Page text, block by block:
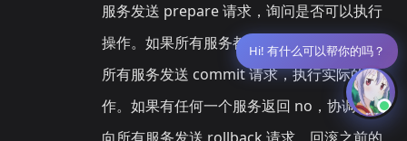
服务发送 prepare 请求，询问是否可以执行
操作。如果所有服务都返回 yes，协调者再向
所有服务发送 commit 请求，执行实际的操
作。如果有任何一个服务返回 no，协调者则
Hi! 有什么可以帮你的吗？